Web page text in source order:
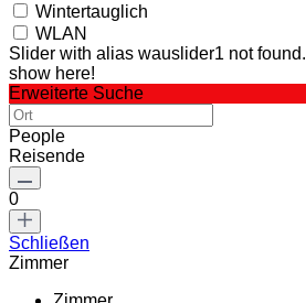
Wintertauglich
WLAN
Slider with alias wauslider1 not found.
show here!
Erweiterte Suche
People
Reisende
0
Schließen
Zimmer